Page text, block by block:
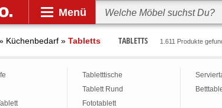
Menü
Küchenbedarf » Tabletts TABLETTS 1.611 Produkte
Tabletttische
Tablett Rund
Fototablett